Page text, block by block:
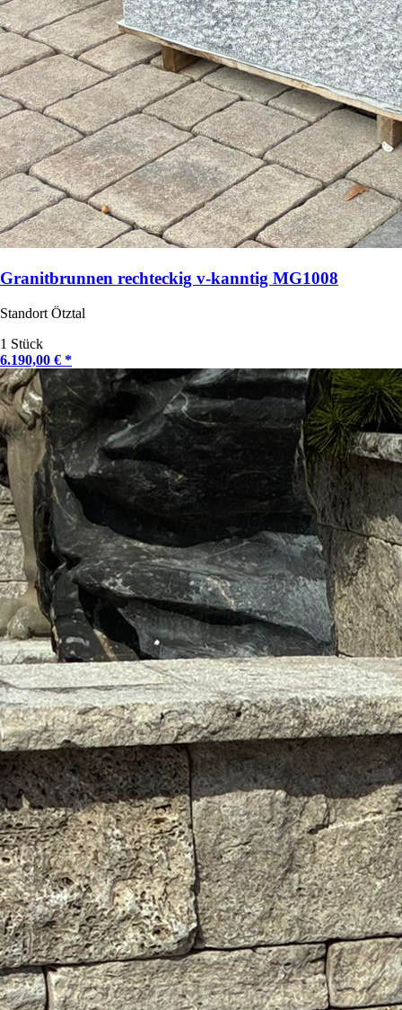
Granitbrunnen rechteckig v-kanntig MG1008
Standort Ötztal
1 Stück
6.190,00 € *